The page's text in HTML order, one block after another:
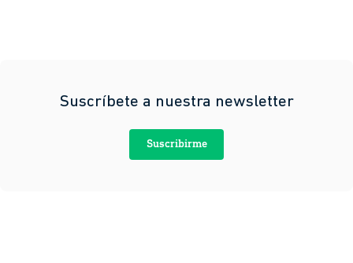
Suscríbete a nuestra newsletter
Suscribirme